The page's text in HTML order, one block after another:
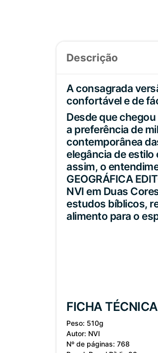
Descrição
A consagrada
confortável e de
Desde que
a preferência de
contemporânea
elegância de
assim, o
GEOGRÁFICA
NVI em Duas
estudos bíblicos,
alimento para o
FICHA TÉCNICA
Peso: 510g
Autor: NVI
Nº de páginas: 768